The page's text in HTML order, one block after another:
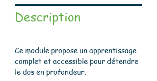
Description
Ce module propose un apprentissage
complet et accessible pour détendre
le dos en profondeur.